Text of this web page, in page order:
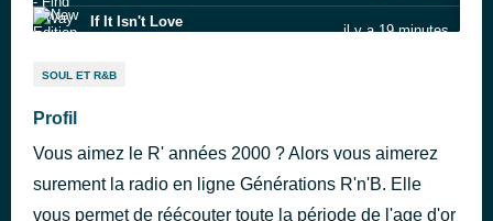
If It Isn't Love
il y a 19 minutes
That's My Shit
Oops
Tweet
My Love Is the Shhh!
SOUL ET R&B
Profil
Vous aimez le R' années 2000 ? Alors vous aimerez
surement la radio en ligne Générations R'n'B. Elle
vous permet de réécouter toute la période de l'age d'or